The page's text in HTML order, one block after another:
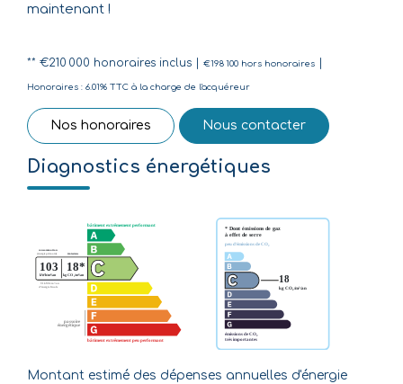
maintenant !
** €210 000 honoraires inclus | €198 100 hors honoraires |
Honoraires : 6.01% TTC à la charge de l'acquéreur
Nos honoraires Nous contacter
Diagnostics énergétiques
Montant estimé des dépenses annuelles d'énergie